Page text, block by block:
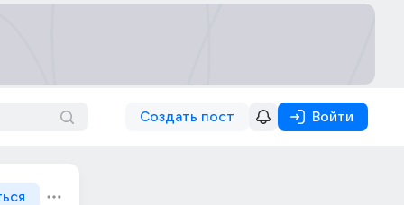
Создать пост Войти